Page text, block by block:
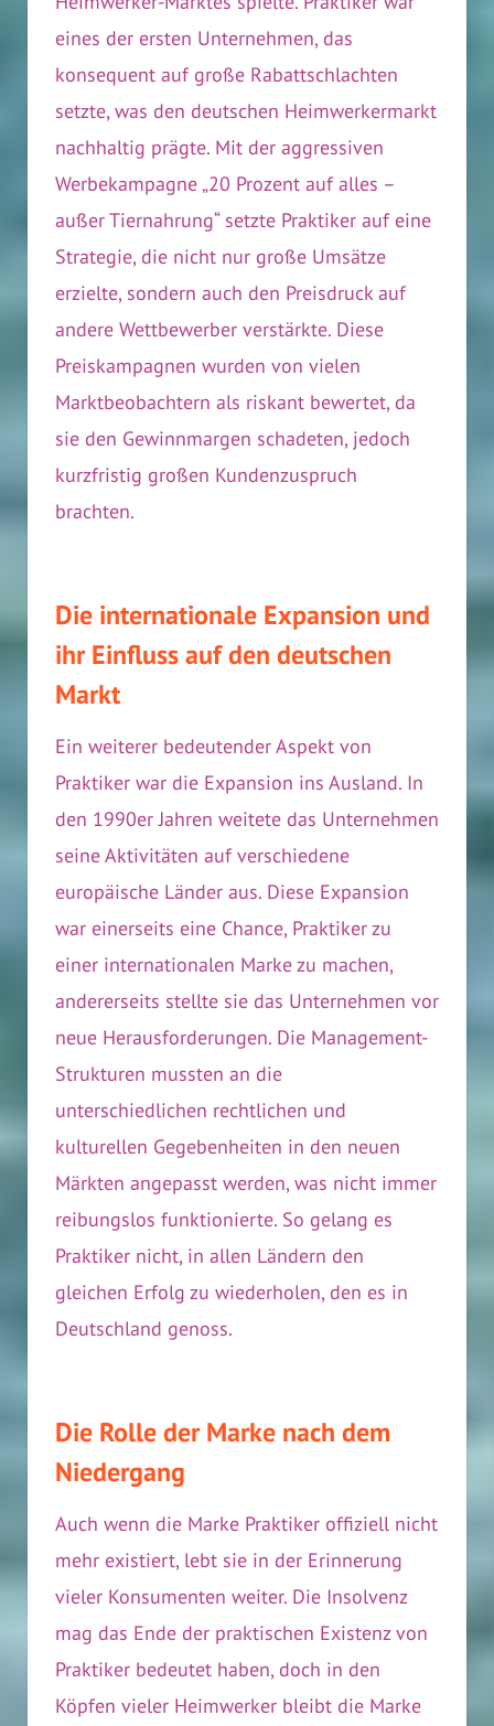
eines der ersten Unternehmen, das
konsequent auf große Rabattschlachten
setzte, was den deutschen Heimwerkermarkt
nachhaltig prägte. Mit der aggressiven
Werbekampagne „20 Prozent auf alles –
außer Tiernahrung“ setzte Praktiker auf eine
Strategie, die nicht nur große Umsätze
erzielte, sondern auch den Preisdruck auf
andere Wettbewerber verstärkte. Diese
Preiskampagnen wurden von vielen
Marktbeobachtern als riskant bewertet, da
sie den Gewinnmargen schadeten, jedoch
kurzfristig großen Kundenzuspruch
brachten.
Die internationale Expansion und
ihr Einfluss auf den deutschen
Markt
Ein weiterer bedeutender Aspekt von
Praktiker war die Expansion ins Ausland. In
den 1990er Jahren weitete das Unternehmen
seine Aktivitäten auf verschiedene
europäische Länder aus. Diese Expansion
war einerseits eine Chance, Praktiker zu
einer internationalen Marke zu machen,
andererseits stellte sie das Unternehmen vor
neue Herausforderungen. Die Management-
Strukturen mussten an die
unterschiedlichen rechtlichen und
kulturellen Gegebenheiten in den neuen
Märkten angepasst werden, was nicht immer
reibungslos funktionierte. So gelang es
Praktiker nicht, in allen Ländern den
gleichen Erfolg zu wiederholen, den es in
Deutschland genoss.
Die Rolle der Marke nach dem
Niedergang
Auch wenn die Marke Praktiker offiziell nicht
mehr existiert, lebt sie in der Erinnerung
vieler Konsumenten weiter. Die Insolvenz
mag das Ende der praktischen Existenz von
Praktiker bedeutet haben, doch in den
Köpfen vieler Heimwerker bleibt die Marke